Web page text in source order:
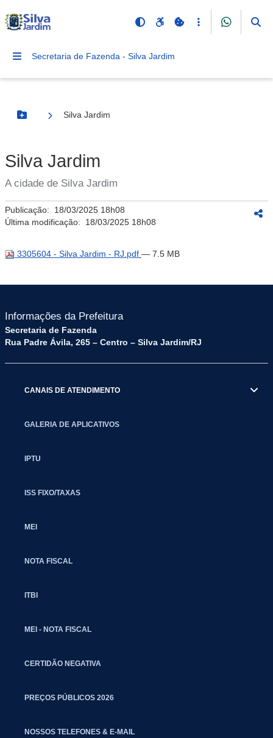
Secretaria de Fazenda - Silva Jardim
Botão Menu
Silva Jardim
Silva Jardim
A cidade de Silva Jardim
Publicação: 18/03/2025 18h08
Última modificação: 18/03/2025 18h08
3305604 - Silva Jardim - RJ.pdf — 7.5 MB
Informações da Prefeitura
Secretaria de Fazenda
Rua Padre Ávila, 265 – Centro – Silva Jardim/RJ
CANAIS DE ATENDIMENTO
GALERIA DE APLICATIVOS
IPTU
ISS FIXO/TAXAS
MEI
NOTA FISCAL
ITBI
MEI - NOTA FISCAL
CERTIDÃO NEGATIVA
PREÇOS PÚBLICOS 2026
NOSSOS TELEFONES & E-MAIL